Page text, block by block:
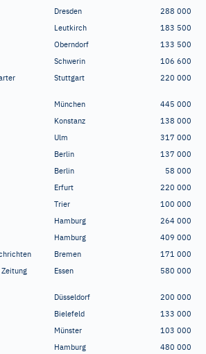
Dresden 288 000
Leutkirch 183 500
Oberndorf 133 500
Schwerin 106 600
Stuttgart 220 000
München 445 000
Konstanz 138 000
Ulm 317 000
Berlin 137 000
Berlin 58 000
Erfurt 220 000
Trier 100 000
Hamburg 264 000
Hamburg 409 000
Bremen 171 000
Essen 580 000
Düsseldorf 200 000
Bielefeld 133 000
Münster 103 000
Hamburg 480 000